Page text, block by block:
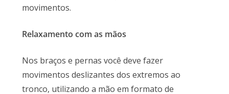
movimentos.
Relaxamento com as mãos
Nos braços e pernas você deve fazer
movimentos deslizantes dos extremos ao
tronco, utilizando a mão em formato de